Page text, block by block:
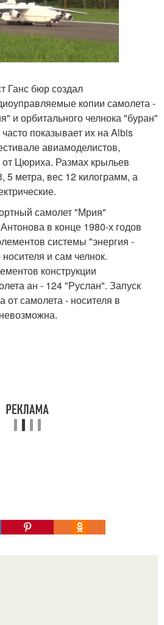
Ганс бюр создал
копии самолета -
и орбитального челнока "буран"
показывает их на Albis
авиамоделистов,
Цюриха. Размах крыльев
5 метра, вес 12 килограмм, а
самолет "Мрия"
в конце 1980-х годов
системы "энергия -
и сам челнок.
конструкции
ан - 124 "Руслан". Запуск
от самолета - носителя в